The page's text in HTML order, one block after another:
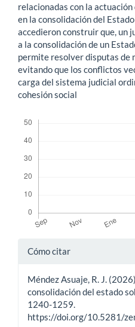
relacionadas con la
en la consolidación del
accedieron construir que, un
a la consolidación de un
permite resolver disputas de
evitando que los conflictos
carga del sistema judicial
cohesión social
Detalles
artículo
Cómo citar
Méndez Asuaje, R. J.
consolidación del estado
1240-1259.
https://doi.org/10.5281/